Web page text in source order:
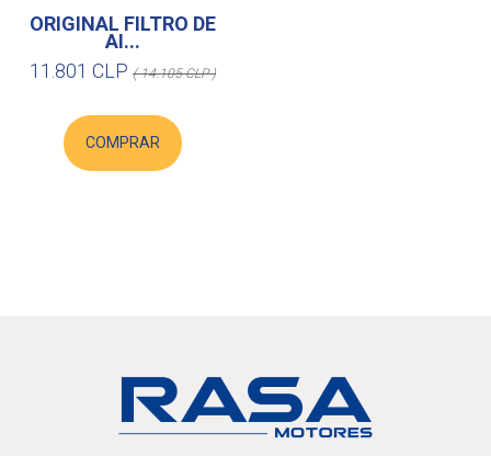
ORIGINAL FILTRO DE
AI...
11.801 CLP ( 14.105 CLP )
COMPRAR